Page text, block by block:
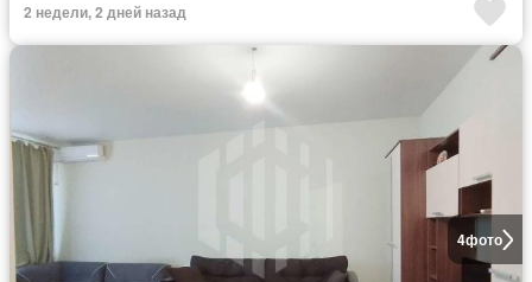
2 недели, 2 дней назад
4фото